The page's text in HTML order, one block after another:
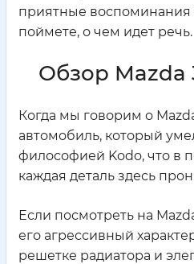
приятные воспоминания
поймете, о чем идет речь.
Обзор Mazda
Когда мы говорим о
автомобиль, который
философией Kodo, что в
каждая деталь здесь
Если посмотреть на
его агрессивный
решетке радиатора и